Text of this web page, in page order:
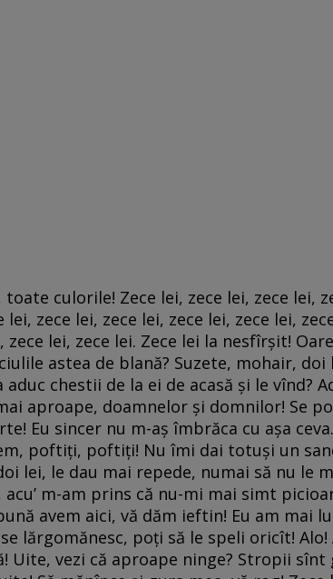
culorile! Zece lei, zece lei, zece lei,
lei, zece lei, zece lei, zece lei, zece lei,
zece lei, zece lei. Zece lei la nesfîrşit!
astea de blană? Suzete, mohair,
aduc chestii de la ei de acasă şi le vînd?
aproape, doamnelor şi domnilor! Se
Eu sincer nu m-aş îmbrăca cu aşa
poftiţi, poftiţi! Nu îmi dai totuşi un
lei, le dau mai repede, numai să nu le
acu’ m-am prins că nu-mi mai simt
avem aici, vă dăm ieftin! Eu am mai
lărgomănesc, poţi să le speli oricît! Alo!
Uite, vezi că aproape ninge? Stropii sînt